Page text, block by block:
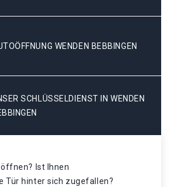
WENDEN BEBBINGEN
SCHLÜSSELDIENST IN WENDEN
Ist Ihnen
Tür hinter sich zugefallen?